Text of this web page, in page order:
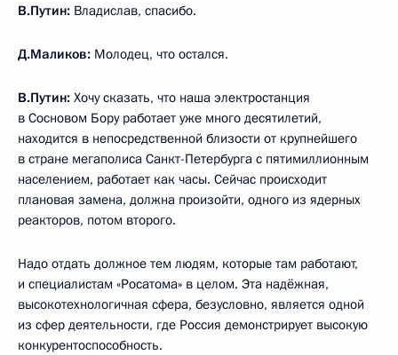
В.Путин: Владислав, спасибо.
Д.Маликов: Молодец, что остался.
В.Путин: Хочу сказать, что наша электростанция
в Сосновом Бору работает уже много десятилетий,
находится в непосредственной близости от крупнейшего
в стране мегаполиса Санкт-Петербурга с пятимиллионным
населением, работает как часы. Сейчас происходит
плановая замена, должна произойти, одного из ядерных
реакторов, потом второго.
Надо отдать должное тем людям, которые там работают,
и специалистам «Росатома» в целом. Эта надёжная,
высокотехнологичная сфера, безусловно, является одной
из сфер деятельности, где Россия демонстрирует высокую
конкурентоспособность.